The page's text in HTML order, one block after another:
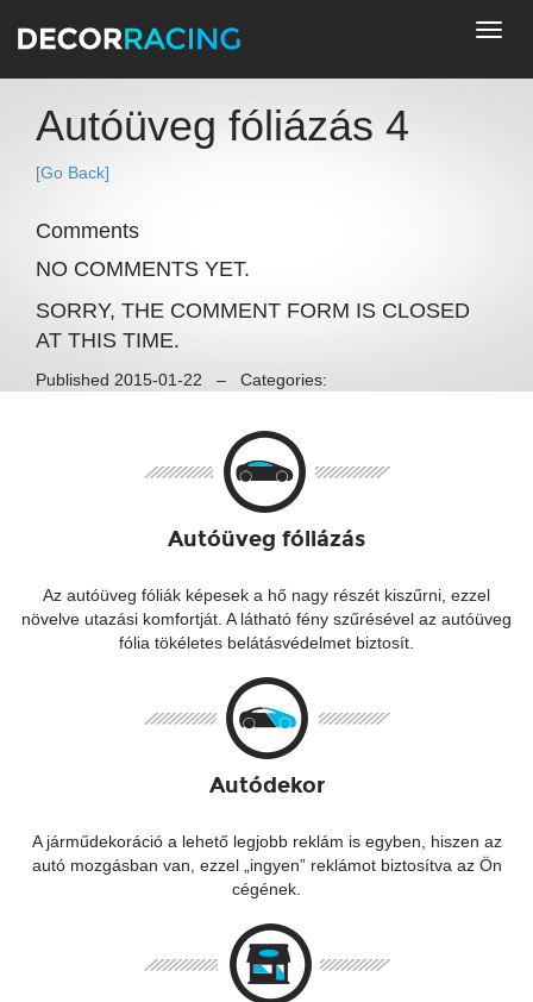
Autóüveg fóliázás 4
[Go Back]
Comments
NO COMMENTS YET.
SORRY, THE COMMENT FORM IS CLOSED
AT THIS TIME.
Published 2015-01-22 – Categories:
Autóüveg fóliázás
Az autóüveg fóliák képesek a hő nagy részét kiszűrni, ezzel
növelve utazási komfortját. A látható fény szűrésével az autóüveg
fólia tökéletes belátásvédelmet biztosít.
Autódekor
A járműdekoráció a lehető legjobb reklám is egyben, hiszen az
autó mozgásban van, ezzel „ingyen” reklámot biztosítva az Ön
cégének.